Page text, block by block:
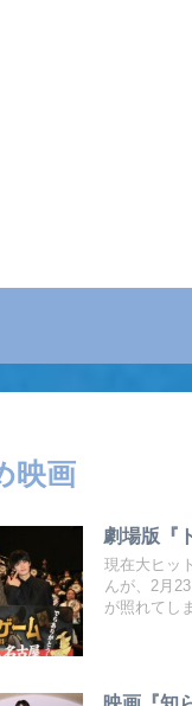
映画
劇場版『
現在大ヒッ
んが、2月
が照れてし